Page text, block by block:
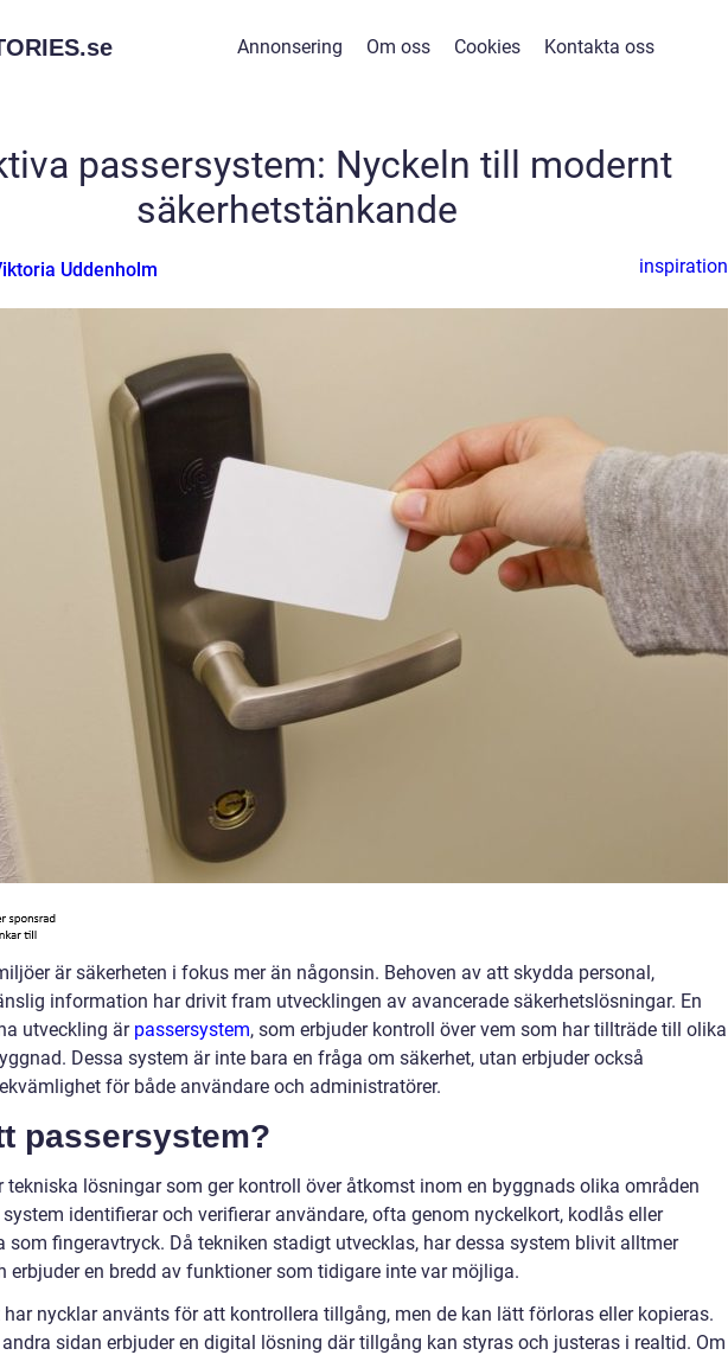
se Annonsering Om oss Cookies Kontakta oss
passersystem: Nyckeln till modernt
säkerhetstänkande
Uddenholm inspiration
är säkerheten i fokus mer än någonsin. Behoven av att skydda personal,
information har drivit fram utvecklingen av avancerade säkerhetslösningar. En
utveckling är passersystem, som erbjuder kontroll över vem som har tillträde till olika
Dessa system är inte bara en fråga om säkerhet, utan erbjuder också
för både användare och administratörer.
passersystem?
tekniska lösningar som ger kontroll över åtkomst inom en byggnads olika områden
identifierar och verifierar användare, ofta genom nyckelkort, kodlås eller
som fingeravtryck. Då tekniken stadigt utvecklas, har dessa system blivit alltmer
erbjuder en bredd av funktioner som tidigare inte var möjliga.
nycklar använts för att kontrollera tillgång, men de kan lätt förloras eller kopieras.
sidan erbjuder en digital lösning där tillgång kan styras och justeras i realtid. Om